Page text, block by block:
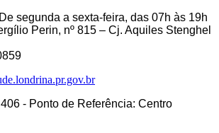
De segunda a sexta-feira, das 07h às 19h
Perin, nº 815 – Cj. Aquiles Stenghel
406 - Ponto de Referência: Centro